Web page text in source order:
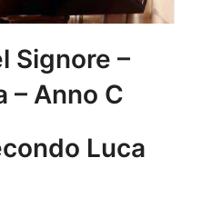
Signore –
– Anno C
Luca